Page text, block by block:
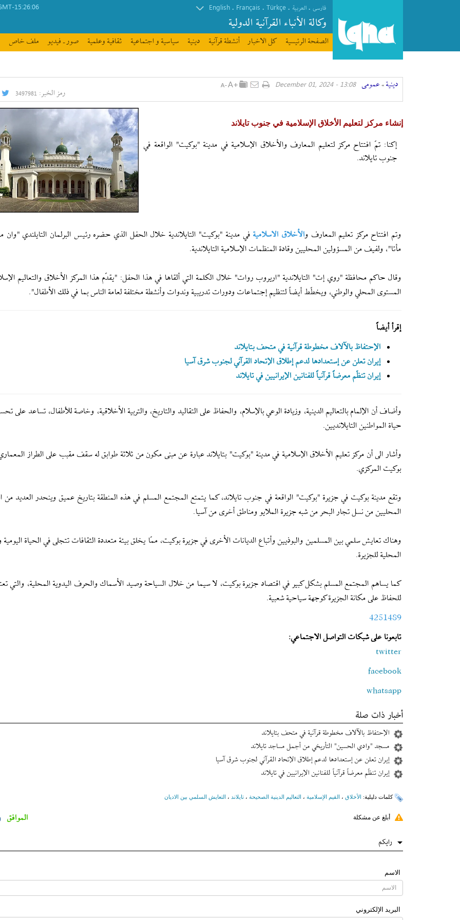
فارسی . العربیة .
Türkçe
.
Français
.
English
وکالة الأنباء القرآنیة الدولیة
15:26:06
الصفحة الرئیسیة كل الاخبار أنشطة قرآنیة دينية سیاسیة و اجتماعیة ثقافیة وعلمیة صور ـ فيديو ملف خاص
دينية » عمومی 13:08 - December 01, 2024
رمز الخبر:3497981
إنشاء مركز لتعليم الأخلاق الإسلامية في جنوب تايلاند
إکنا: تمّ افتتاح مركز لتعلیم المعارف والأخلاق الإسلامية في مدينة "بوكيت" الواقعة في
جنوب تايلاند.
وتم افتتاح مركز تعليم المعارف والأخلاق الاسلاميةفي مدينة "بوكيت" التايلاندية خلال الحفل الذي حضره رئيس البرلمان التايلندي "وان
مأتا"، ولفيف من المسؤولين المحليين وقادة المنظمات الإسلامية التايلاندية.
وقال حاكم محافظة "روي إت" التايلاندية "اريروب روات" خلال الكلمة التي ألقاها في هذا الحفل: "يقدّم هذا المركز الأخلاق والتعاليم
المستوى المحلي والوطني، ويخطّط أيضاً لتنظیم إجتماعات ودورات تدريبية وندوات وأنشطة مختلفة لعامة الناس بما في ذلك الأطفال".
إقرأ أيضاً
الإحتفاظ بالآلاف مخطوطة قرآنية في متحف بتايلاند
إیران تعلن عن إستعدادها لدعم إطلاق الإتحاد القرآني لجنوب شرق آسیا
إیران تنظّم معرضاً قرآنياً للفنانین الإیرانیین في تایلاند
وأضاف أن الإلمام بالتعاليم الدينية، وزيادة الوعي بالإسلام، والحفاظ على التقاليد والتاريخ، والتربية الأخلاقية، وخاصة للأطفال، تساعد على
حياة المواطنين التايلانديين.
وأشار الى أن مركز تعليم الأخلاق الإسلامية في مدينة "بوكيت" بتايلاند عبارة عن مبنى مكون من ثلاثة طوابق له سقف مقبب على الطراز
بوكيت المركزي.
وتقع مدينة بوكيت في جزيرة "بوكيت" الواقعة في جنوب تايلاند، كما يتمتع المجتمع المسلم في هذه المنطقة بتاريخ عميق وينحدر العديد من
المحليين من نسل تجار البحر من شبه جزيرة الملايو ومناطق أخرى من آسيا.
وهناك تعايش سلمي بين المسلمين والبوذيين وأتباع الديانات الأخرى في جزيرة بوكيت، ممّا يخلق بيئة متعددة الثقافات تتجلى في الحياة اليومية
المحلية للجزيرة.
كما يساهم المجتمع المسلم بشكل كبير في اقتصاد جزيرة بوكيت، لا سيما من خلال السياحة وصيد الأسماك والحرف اليدوية المحلية، والتي
للحفاظ على مكانة الجزيرة كوجهة سياحية شعبية.
4251489
تابعونا على شبكات التواصل الاجتماعي:
twitter
facebook
whatsapp
أخبار ذات صلة
الإحتفاظ بالآلاف مخطوطة قرآنية في متحف بتايلاند
مسجد "وادي الحسین" التأريخي من أجمل مساجد تایلاند
إیران تعلن عن إستعدادها لدعم إطلاق الإتحاد القرآني لجنوب شرق آسیا
إیران تنظّم معرضاً قرآنياً للفنانین الإیرانیین في تایلاند
کلمات دلیلیة: الأخلاق ، القيم الإسلامية ، التعاليم الدينية الصحيحة ، تايلاند ، التعايش السلمي بين الاديان
أبلغ عن مشكلة الموافق
رایکم
الاسم
البرید الإلکتروني